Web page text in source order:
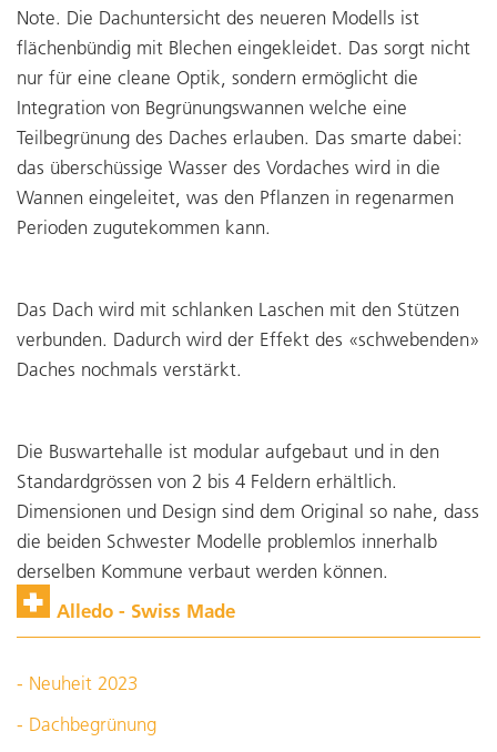
Note. Die Dachuntersicht des neueren Modells ist
flächenbündig mit Blechen eingekleidet. Das sorgt nicht
nur für eine cleane Optik, sondern ermöglicht die
Integration von Begrünungswannen welche eine
Teilbegrünung des Daches erlauben. Das smarte dabei:
das überschüssige Wasser des Vordaches wird in die
Wannen eingeleitet, was den Pflanzen in regenarmen
Perioden zugutekommen kann.
Das Dach wird mit schlanken Laschen mit den Stützen
verbunden. Dadurch wird der Effekt des «schwebenden»
Daches nochmals verstärkt.
Die Buswartehalle ist modular aufgebaut und in den
Standardgrössen von 2 bis 4 Feldern erhältlich.
Dimensionen und Design sind dem Original so nahe, dass
die beiden Schwester Modelle problemlos innerhalb
derselben Kommune verbaut werden können.
Alledo - Swiss Made
- Neuheit 2023
- Dachbegrünung